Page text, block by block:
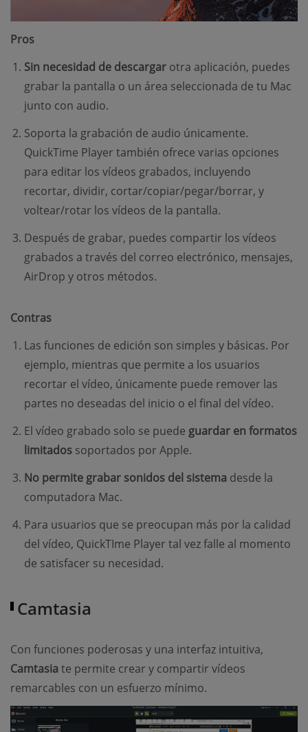
Pros
Sin necesidad de descargar otra aplicación, puedes
grabar la pantalla o un área seleccionada de tu Mac
junto con audio.
Soporta la grabación de audio únicamente.
QuickTime Player también ofrece varias opciones
para editar los vídeos grabados, incluyendo
recortar, dividir, cortar/copiar/pegar/borrar, y
voltear/rotar los vídeos de la pantalla.
Después de grabar, puedes compartir los vídeos
grabados a través del correo electrónico, mensajes,
AirDrop y otros métodos.
Contras
Las funciones de edición son simples y básicas. Por
ejemplo, mientras que permite a los usuarios
recortar el vídeo, únicamente puede remover las
partes no deseadas del inicio o el final del vídeo.
El vídeo grabado solo se puede guardar en formatos
limitados soportados por Apple.
No permite grabar sonidos del sistema desde la
computadora Mac.
Para usuarios que se preocupan más por la calidad
del vídeo, QuickTIme Player tal vez falle al momento
de satisfacer su necesidad.
Camtasia
Con funciones poderosas y una interfaz intuitiva,
Camtasia te permite crear y compartir vídeos
remarcables con un esfuerzo mínimo.